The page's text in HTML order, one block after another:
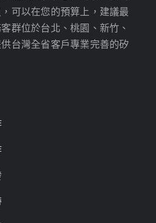
可以在您的預算上，建議最
群位於台北、桃園、新竹、
台灣全省客戶專業完善的矽